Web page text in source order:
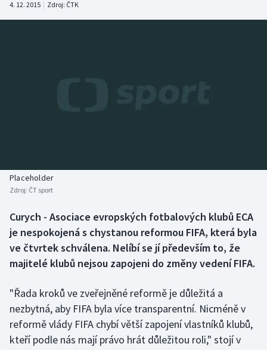
Atletika
Biatlon
Box
Curling
Dostihy
Florbal
Futsal
Aplikace ČT sport
4. 12. 2015 | Zdroj: ČTK
Placeholder
Zdroj: ČT sport
Curych - Asociace evropských fotbalových klubů ECA
je nespokojená s chystanou reformou FIFA, která byla
ve čtvrtek schválena. Nelíbí se jí především to, že
majitelé klubů nejsou zapojeni do změny vedení FIFA.
"Řada kroků ve zveřejněné reformě je důležitá a
nezbytná, aby FIFA byla více transparentní. Nicméně v
reformě vlády FIFA chybí větší zapojení vlastníků klubů,
kteří podle nás mají právo hrát důležitou roli," stojí v